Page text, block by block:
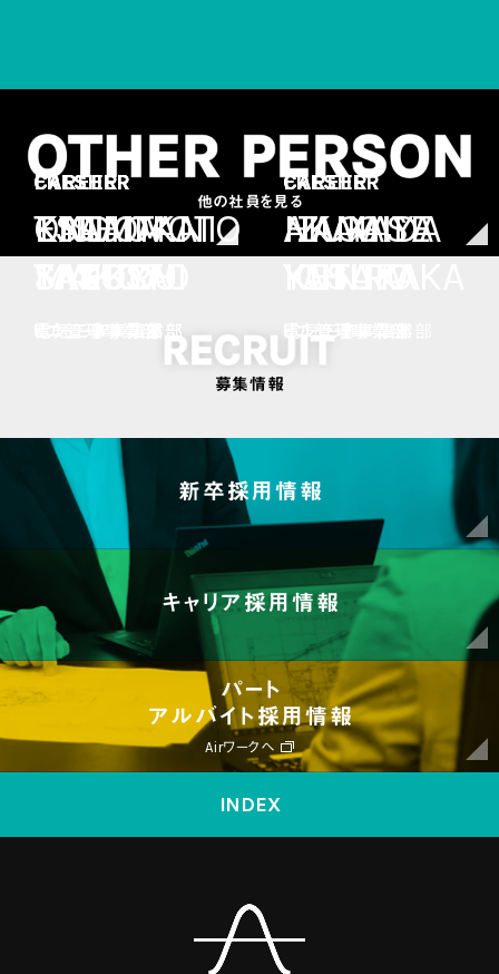
他の社員を見る
FRESHER
ENDO
リニューアル事業部
CAREER
HAMADA
ビル管理事業部
FRESHER
KATAOKA
FRESHER
IZUMIYA
ビル管理事業部
FRESHER
TSUJIMOTO
電気工事事業部
CAREER
NAGASE
リニューアル事業部
CAREER
OYAMA
リニューアル事業部
FRESHER
AKAGI
電気工事事業部
CAREER
KISHITANI
電気工事事業部
募集情報
新卒採用
キャリア採用
パート
アルバイト採用
Airワークへ
INDEX